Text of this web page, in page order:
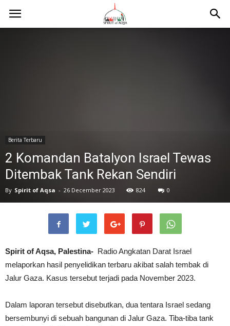
Berita Terbaru
2 Komandan Batalyon Israel Tewas
Ditembak Tank Rekan Sendiri
By Spirit of Aqsa - 26 December 2023 824 0
Spirit of Aqsa, Palestina- Radio Angkatan Darat Israel
melaporkan hasil penyelidikan terbaru akibat salah tembak di
Jalur Gaza. Kasus tersebut terjadi pada November 2023.
Dalam laporan tersebut disebutkan, dua tentara Israel sedang
bersembunyi di sebuah bangunan di Jalur Gaza. Tiba-tiba tank